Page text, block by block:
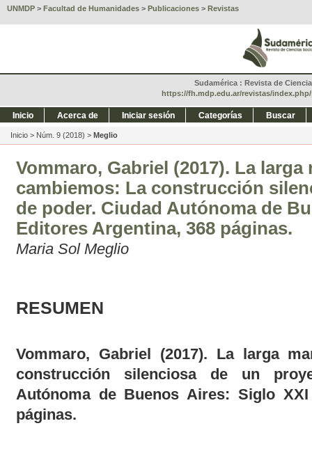
UNMDP > Facultad de Humanidades > Publicaciones > Revistas
Sudamérica : Revista de
https://fh.mdp.edu.ar/revistas/
Inicio Acerca de Iniciar sesión Categorías Buscar
Inicio > Núm. 9 (2018) > Meglio
Vommaro, Gabriel (2017). La larga
cambiemos: La construcción
de poder. Ciudad Autónoma de
Editores Argentina, 368 páginas.
Maria Sol Meglio
RESUMEN
Vommaro, Gabriel (2017). La larga
construcción silenciosa de un
Autónoma de Buenos Aires: Siglo
páginas.